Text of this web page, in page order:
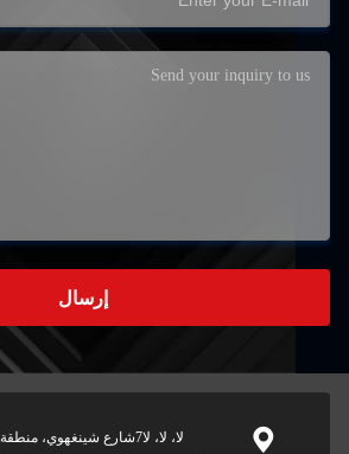
لا، لا، لا7شارع شينغهوي، منطقة شياوشويبو الصناعية،